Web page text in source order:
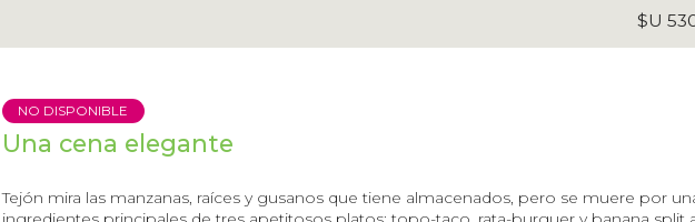
$U
NO DISPONIBLE
Una cena elegante
Tejón mira las manzanas, raíces y gusanos que tiene almacenados, pero se muere por